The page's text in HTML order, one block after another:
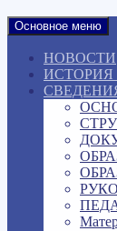
Основное меню
НОВОСТИ
ИСТОРИЯ